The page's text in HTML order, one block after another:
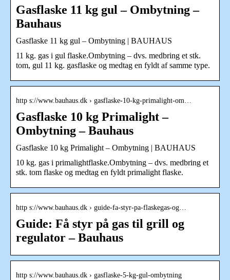
Gasflaske 11 kg gul – Ombytning –
Bauhaus
Gasflaske 11 kg gul – Ombytning | BAUHAUS
11 kg. gas i gul flaske.Ombytning – dvs. medbring et stk.
tom, gul 11 kg. gasflaske og medtag en fyldt af samme type.
http s://www.bauhaus.dk › gasflaske-10-kg-primalight-om…
Gasflaske 10 kg Primalight –
Ombytning – Bauhaus
Gasflaske 10 kg Primalight – Ombytning | BAUHAUS
10 kg. gas i primalightflaske.Ombytning – dvs. medbring et
stk. tom flaske og medtag en fyldt primalight flaske.
http s://www.bauhaus.dk › guide-fa-styr-pa-flaskegas-og…
Guide: Få styr på gas til grill og
regulator – Bauhaus
http s://www.bauhaus.dk › gasflaske-5-kg-gul-ombytning